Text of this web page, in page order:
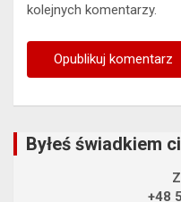
kolejnych komentarzy.
Byłeś świadkiem
+48